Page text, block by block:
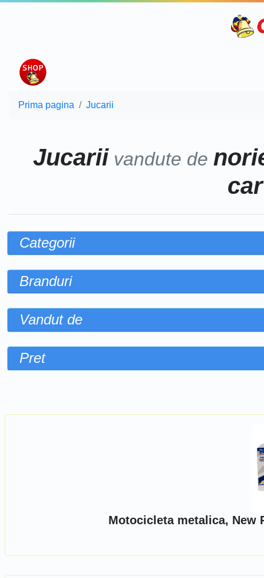
Prima pagina Jucarii
Jucarii vandute de
Categorii
Branduri
Vandut de
Pret
Motocicleta metalica, New